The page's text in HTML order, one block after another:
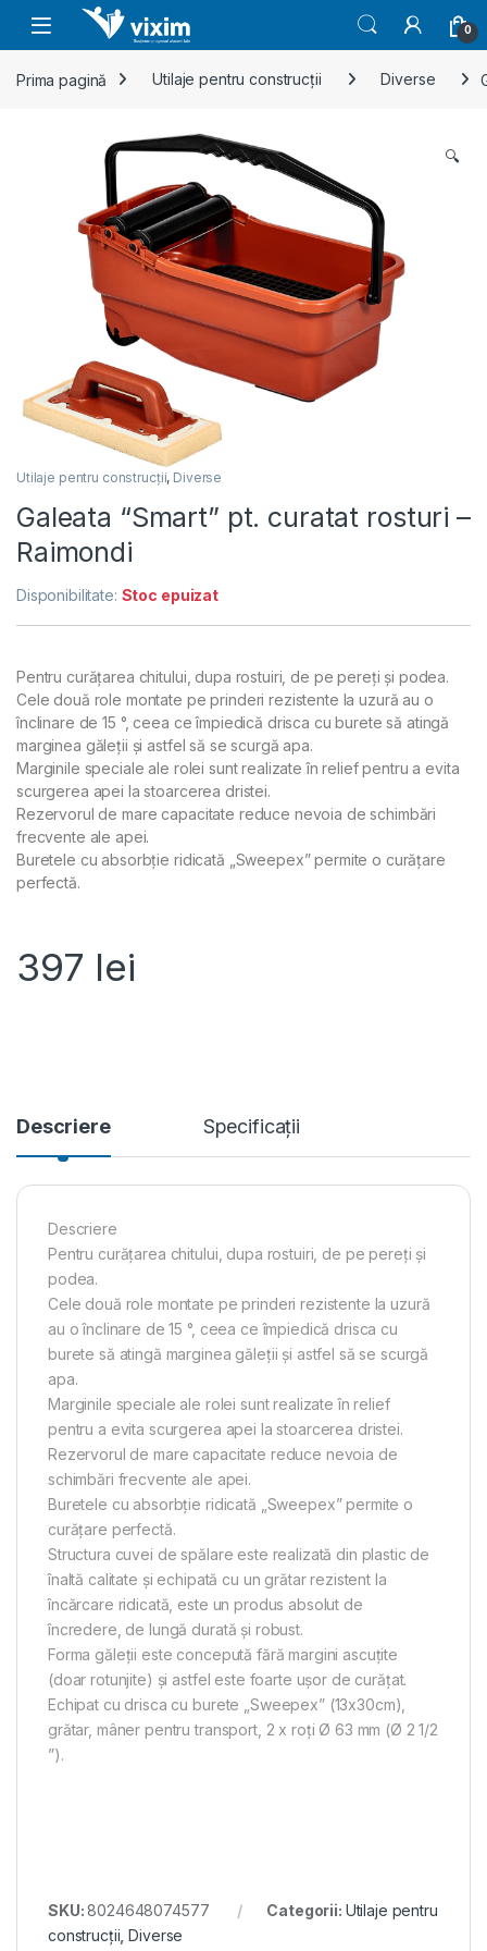
Skip to navigation
Skip to content
0
Prima pagină Utilaje pentru construcții Diverse
🔍
Utilaje pentru construcții, Diverse
Galeata “Smart” pt. curatat rosturi –
Raimondi
Disponibilitate: Stoc epuizat
Pentru curățarea chitului, dupa rostuiri, de pe pereți și podea.
Cele două role montate pe prinderi rezistente la uzură au o
înclinare de 15 °, ceea ce împiedică drisca cu burete să atingă
marginea găleții și astfel să se scurgă apa.
Marginile speciale ale rolei sunt realizate în relief pentru a evita
scurgerea apei la stoarcerea dristei.
Rezervorul de mare capacitate reduce nevoia de schimbări
frecvente ale apei.
Buretele cu absorbție ridicată „Sweepex” permite o curățare
perfectă.
397 lei
Descriere Specificații
Descriere
Pentru curățarea chitului, dupa rostuiri, de pe pereți și
podea.
Cele două role montate pe prinderi rezistente la uzură
au o înclinare de 15 °, ceea ce împiedică drisca cu
burete să atingă marginea găleții și astfel să se scurgă
apa.
Marginile speciale ale rolei sunt realizate în relief
pentru a evita scurgerea apei la stoarcerea dristei.
Rezervorul de mare capacitate reduce nevoia de
schimbări frecvente ale apei.
Buretele cu absorbție ridicată „Sweepex” permite o
curățare perfectă.
Structura cuvei de spălare este realizată din plastic de
înaltă calitate și echipată cu un grătar rezistent la
încărcare ridicată, este un produs absolut de
încredere, de lungă durată și robust.
Forma găleții este concepută fără margini ascuțite
(doar rotunjite) și astfel este foarte ușor de curățat.
Echipat cu drisca cu burete „Sweepex” (13x30cm),
grătar, mâner pentru transport, 2 x roți Ø 63 mm (Ø 2 1/2
”).
SKU:8024648074577 Categorii: Utilaje pentru
construcții ,Diverse